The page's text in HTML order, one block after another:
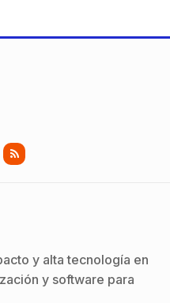
y alta tecnología en
y software para